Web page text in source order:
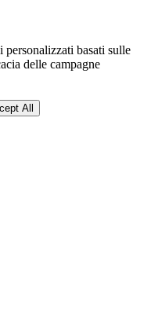
basati sulle
delle campagne
All